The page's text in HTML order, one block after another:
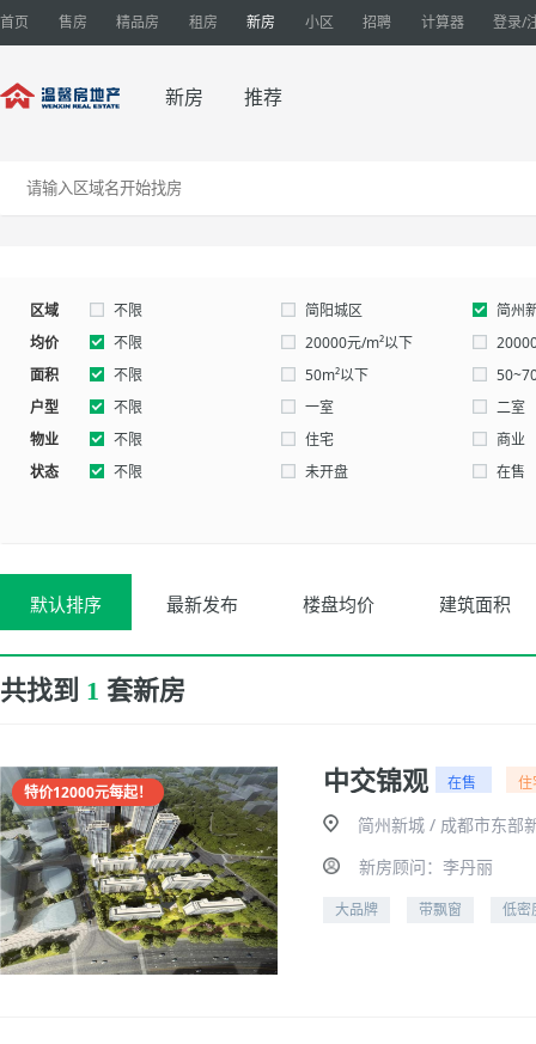
首页 售房 精品房 租房 新房 小区 招聘 计算器 登录/
新房 推荐
区域 不限 简阳城区
简州
均价
不限 20000元/m²以下
60000~80000元/m²
80000元~100000元/m²
400~500万/套
500~600万/套
面积 不限 50m²以下
130~150m²
150~200m²
户型 不限 一室
二室
五室以上
物业 不限 住宅
商业
别墅
状态 不限 未开盘 在售
默认排序 最新发布 楼盘均价 建筑面积
共找到 1 套新房
特价12000元每起！ 中交锦观 在售 住
简州新城 / 成都市东部
新房顾问：李丹丽
大品牌 带飘窗 低密